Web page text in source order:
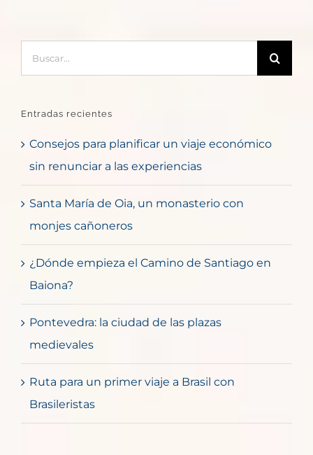
Entradas recientes
Consejos para planificar un viaje económico
sin renunciar a las experiencias
Santa María de Oia, un monasterio con
monjes cañoneros
¿Dónde empieza el Camino de Santiago en
Baiona?
Pontevedra: la ciudad de las plazas
medievales
Ruta para un primer viaje a Brasil con
Brasileristas